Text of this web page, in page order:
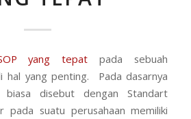
yang tepat pada sebuah
hal yang penting. Pada dasarnya
biasa disebut dengan Standart
pada suatu perusahaan memiliki